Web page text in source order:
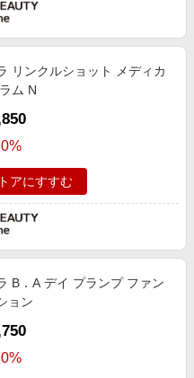
リンクルショット メディカ
ム N
アにすすむ
B．A デイ プランプ ファン
ョン